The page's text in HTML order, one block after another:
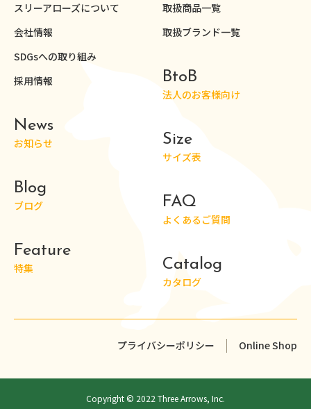
スリーアローズについて
会社情報
SDGsへの取り組み
採用情報
News
お知らせ
Blog
ブログ
Feature
特集
取扱商品一覧
取扱ブランド一覧
BtoB
法人のお客様向け
Size
サイズ表
FAQ
よくあるご質問
Catalog
カタログ
プライバシーポリシー Online Shop
Copyright © 2022 Three Arrows, Inc.